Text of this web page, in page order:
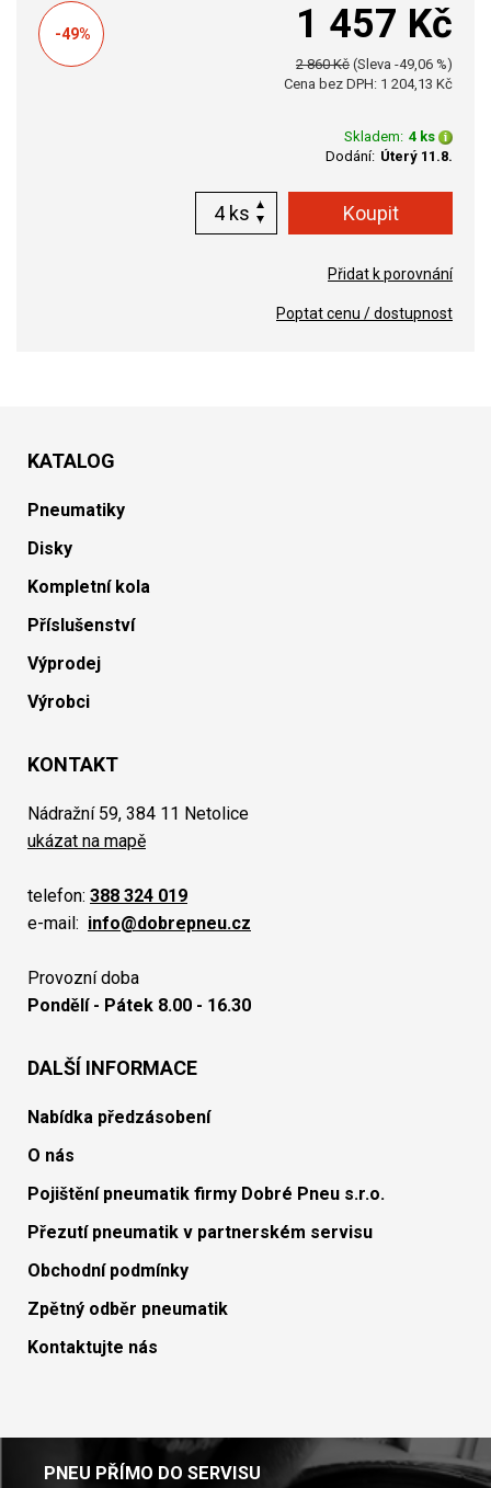
-49% 1 457 Kč
2 860 Kč (Sleva -49,06 %)
Cena bez DPH: 1 204,13 Kč
Skladem: 4 ks
Dodání: Úterý 11.8.
ks
Přidat k porovnání
Poptat cenu / dostupnost
KATALOG
Pneumatiky
Disky
Kompletní kola
Příslušenství
Výprodej
Výrobci
KONTAKT
Nádražní 59, 384 11 Netolice
ukázat na mapě
telefon: 388 324 019
e-mail: info@dobrepneu.cz
Provozní doba
Pondělí - Pátek 8.00 - 16.30
DALŠÍ INFORMACE
Nabídka předzásobení
O nás
Pojištění pneumatik firmy Dobré Pneu s.r.o.
Přezutí pneumatik v partnerském servisu
Obchodní podmínky
Zpětný odběr pneumatik
Kontaktujte nás
PNEU PŘÍMO DO SERVISU